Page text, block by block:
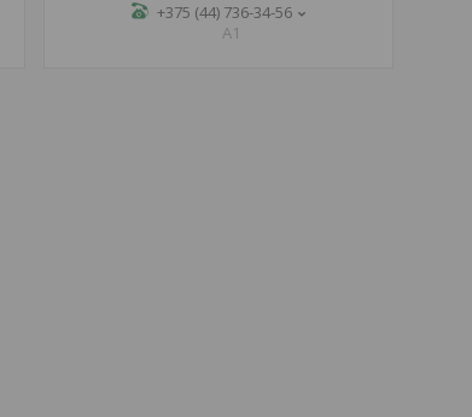
+375 (44) 736-34-56
A1